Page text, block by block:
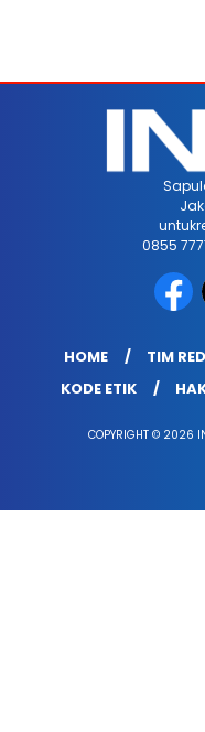
0855
HOME TIM
KODE ETIK
COPYRIGHT © 2026